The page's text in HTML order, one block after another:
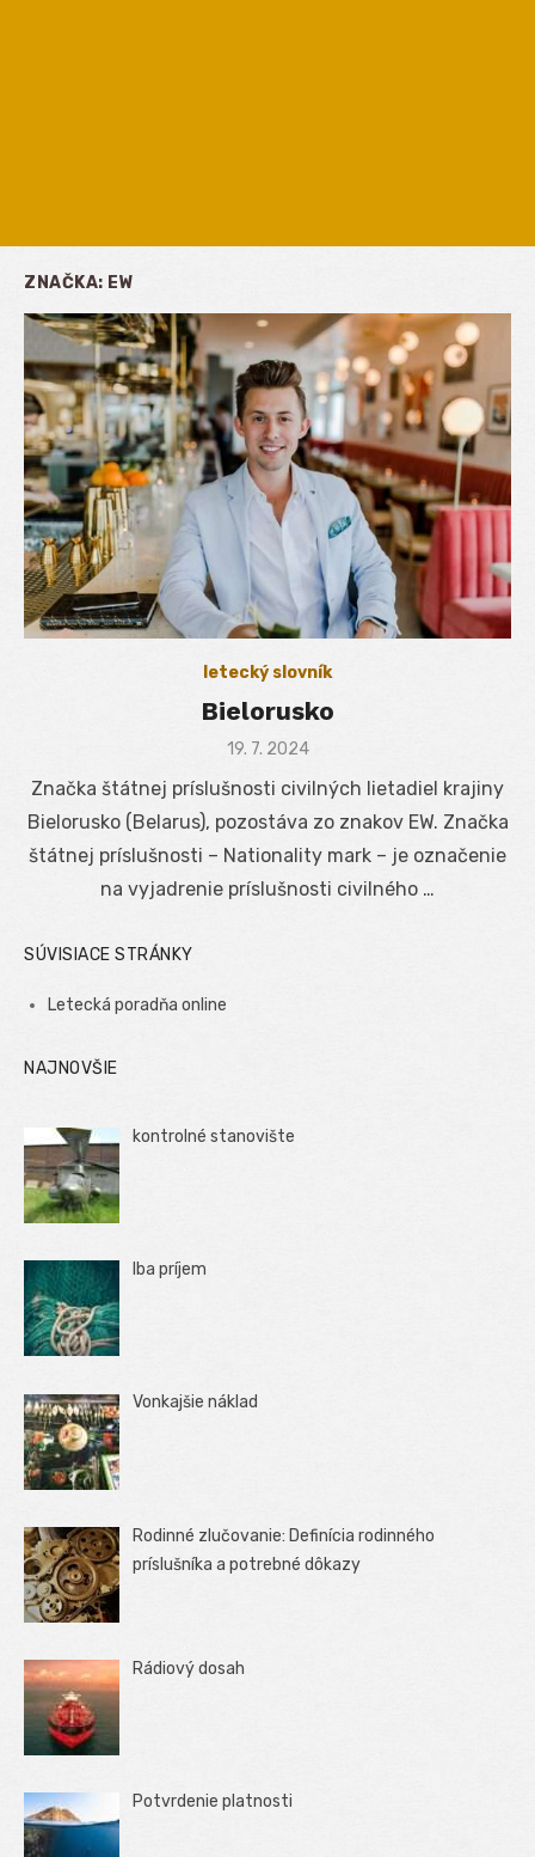
ZNAČKA: EW
letecký slovník
Bielorusko
Posted
19. 7. 2024
Značka štátnej príslušnosti civilných lietadiel krajiny
Bielorusko (Belarus), pozostáva zo znakov EW. Značka
štátnej príslušnosti – Nationality mark – je označenie
na vyjadrenie príslušnosti civilného …
SÚVISIACE STRÁNKY
Letecká poradňa online
NAJNOVŠIE
kontrolné stanovište
Iba príjem
Vonkajšie náklad
Rodinné zlučovanie: Definícia rodinného
príslušníka a potrebné dôkazy
Rádiový dosah
Potvrdenie platnosti